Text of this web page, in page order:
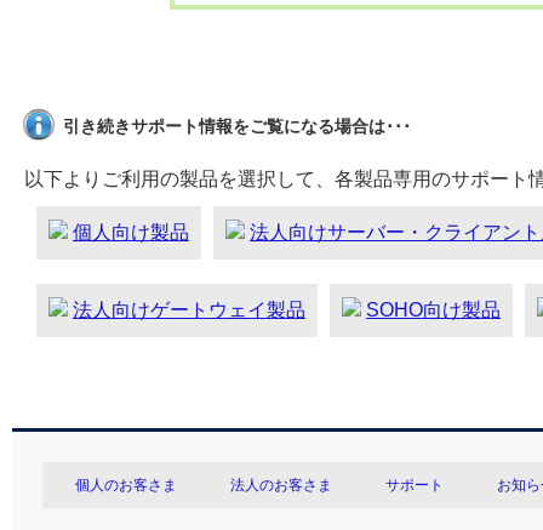
引き続きサポート情報をご覧になる場合は･･･
以下よりご利用の製品を選択して、各製品専用のサポート
個人向け製品 法人向けサーバー・クライアン
法人向けゲートウェイ製品 SOHO向け製品
個人のお客さま 法人のお客さま サポート お知